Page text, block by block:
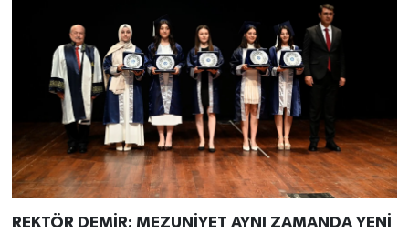
REKTÖR DEMİR: MEZUNİYET AYNI ZAMANDA YENİ